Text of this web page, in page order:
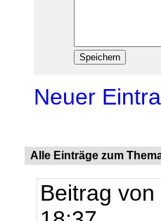
Neuer
Alle Einträge zum
Beitrag von